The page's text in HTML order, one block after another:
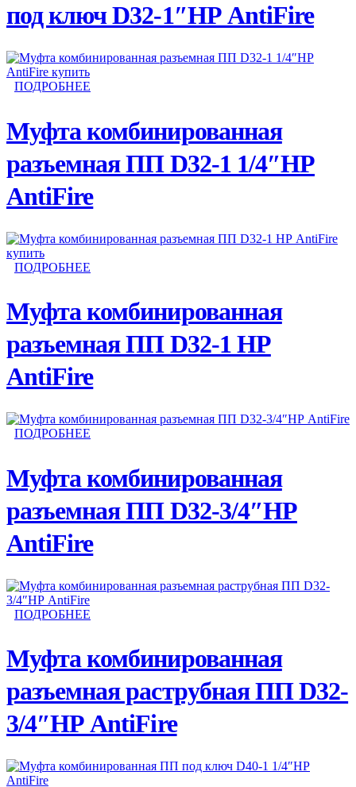
под ключ D32-1″НР AntiFire
ПОДРОБНЕЕ
Муфта комбинированная
разъемная ПП D32-1 1/4″НР
AntiFire
ПОДРОБНЕЕ
Муфта комбинированная
разъемная ПП D32-1 НР
AntiFire
ПОДРОБНЕЕ
Муфта комбинированная
разъемная ПП D32-3/4″НР
AntiFire
ПОДРОБНЕЕ
Муфта комбинированная
разъемная раструбная ПП D32-
3/4″НР AntiFire